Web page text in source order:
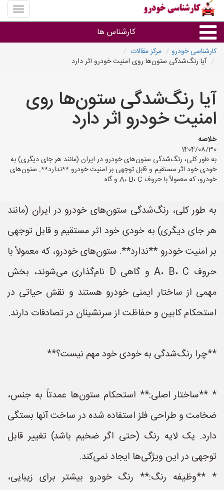
منوی
سایت
خودرو
کارشناس ها
گروه ها
استان ها
کارشناسی خودرو
مرکز مقالات
آیا رنگ‌شدگی ستون‌ها روی امنیت خودرو اثر دارد
آیا رنگ‌شدگی ستون‌ها روی
امنیت خودرو اثر دارد
خلاصه
1404/08/30
به طور کلی، رنگ‌شدگی ستون‌های خودرو در ایران (مانند هر جای دیگری) به
خودی خود اثر مستقیم و قابل توجهی بر امنیت خودرو **ندارد**. ستون‌های
خودرو، که معمولاً با حروف A، B، C و گاه
به طور کلی، رنگ‌شدگی ستون‌های خودرو در ایران (مانند
هر جای دیگری) به خودی خود اثر مستقیم و قابل توجهی
بر امنیت خودرو **ندارد**. ستون‌های خودرو، که معمولاً با
حروف A، B، C و گاهی D نام‌گذاری می‌شوند، بخش
مهمی از ساختار ایمنی خودرو هستند و نقش حیاتی در
استحکام کابین و حفاظت از سرنشینان در تصادفات دارند.
**چرا رنگ‌شدگی به خودی خود مهم نیست؟**
* **ساختار اصلی:** استحکام ستون‌ها عمدتاً به جنس،
ضخامت و طراحی فلز استفاده شده در ساخت آنها بستگی
دارد. یک لایه رنگ (حتی اگر ضخیم باشد) تغییر قابل
توجهی در این ویژگی‌ها ایجاد نمی‌کند.
* **وظیفه رنگ:** رنگ خودرو بیشتر برای زیبایی،